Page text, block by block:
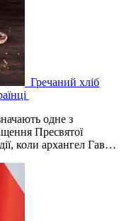
Гречаний хліб
одне з
Пресвятої
коли архангел Гав…